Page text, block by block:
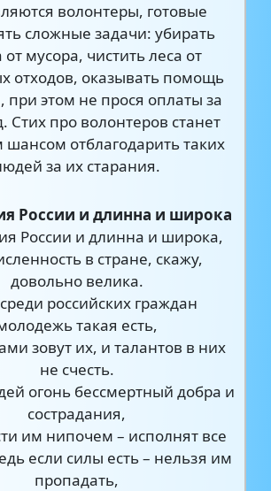
волонтеры, готовые
сложные задачи: убирать
от мусора, чистить леса от
отходов, оказывать помощь
при этом не прося оплаты за
Стих про волонтеров станет
отблагодарить таких
за их старания.
России и длинна и широка
России и длинна и широка,
в стране, скажу,
довольно велика.
российских граждан
такая есть,
зовут их, и талантов в них
не счесть.
огонь бессмертный добра и
сострадания,
им нипочем – исполнят все
если силы есть – нельзя им
пропадать,